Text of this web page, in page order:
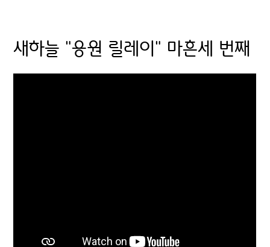
새하늘 "응원 릴레이" 마흔세 번째